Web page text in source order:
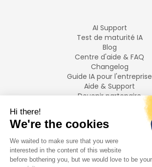
AI Support
Test de maturité IA
Blog
Centre d'aide & FAQ
Changelog
Guide IA pour l'entreprise
Aide & Support
Devenir partenaire
LANGUES
Français
English